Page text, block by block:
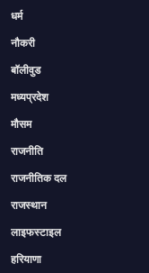
धर्म
नौकरी
बॉलीवुड
मध्यप्रदेश
मौसम
राजनीति
राजनीतिक दल
राजस्थान
लाइफस्टाइल
हरियाणा